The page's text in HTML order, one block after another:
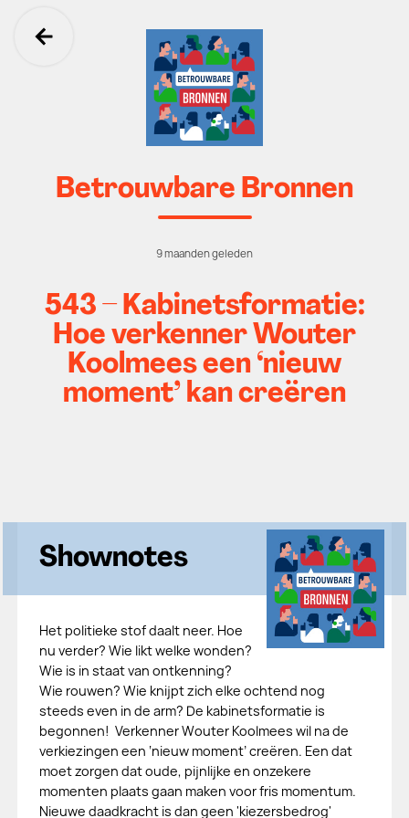
Ga terug
Betrouwbare Bronnen
9 maanden geleden
543 – Kabinetsformatie:
Hoe verkenner Wouter
Koolmees een ‘nieuw
moment’ kan creëren
Shownotes
Het politieke stof daalt neer. Hoe
nu verder? Wie likt welke wonden?
Wie is in staat van ontkenning?
Wie rouwen? Wie knijpt zich elke ochtend nog
steeds even in de arm? De kabinetsformatie is
begonnen! Verkenner Wouter Koolmees wil na de
verkiezingen een ‘nieuw moment’ creëren. Een dat
moet zorgen dat oude, pijnlijke en onzekere
momenten plaats gaan maken voor fris momentum.
Nieuwe daadkracht is dan geen 'kiezersbedrog'